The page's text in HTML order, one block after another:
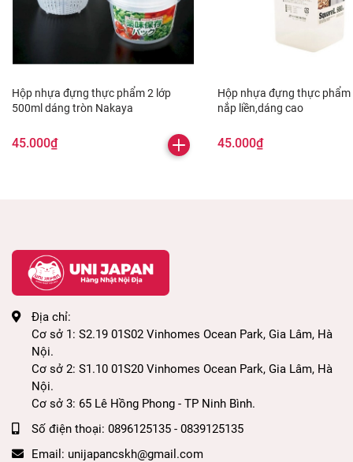
Hộp nhựa đựng thực phẩm 2 lớp
500ml dáng tròn Nakaya
45.000₫
Hộp nhựa đựng thực phẩm
nắp liền,dáng cao
45.000₫
Địa chỉ:
Cơ sở 1: S2.19 01S02 Vinhomes Ocean Park, Gia Lâm, Hà
Nội.
Cơ sở 2: S1.10 01S20 Vinhomes Ocean Park, Gia Lâm, Hà
Nội.
Cơ sở 3: 65 Lê Hồng Phong - TP Ninh Bình.
Số điện thoại: 0896125135 - 0839125135
Email: unijapancskh@gmail.com